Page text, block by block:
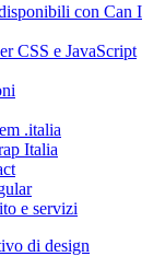
con Can I
CSS e JavaScript
.italia
Italia
e servizi
di design